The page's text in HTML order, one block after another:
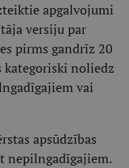
apgalvojumi
versiju par
pirms gandrīz 20
kategoriski noliedz
vai
apsūdzības
nepilngadīgajiem.